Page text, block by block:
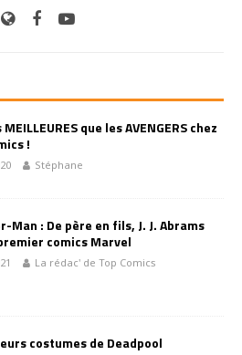
que les AVENGERS chez
!
Stéphane
Man : De père en fils, J. J. Abrams
comics Marvel
La rédac' de Top Comics
costumes de Deadpool